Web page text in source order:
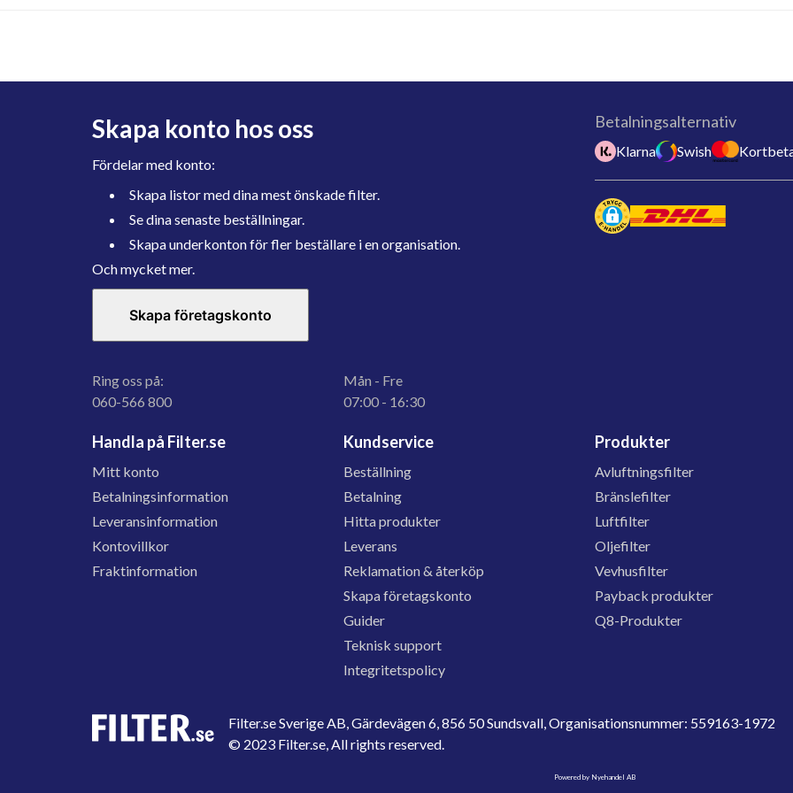
Skapa konto hos oss
Fördelar med konto:
Skapa listor med dina mest önskade filter.
Se dina senaste beställningar.
Skapa underkonton för fler beställare i en organisation.
Och mycket mer.
Skapa företagskonto
Ring oss på:
060-566 800
Mån - Fre
07:00 - 16:30
Betalningsalternativ
Klarna Swish
Handla på Filter.se
Mitt konto
Betalningsinformation
Leveransinformation
Kontovillkor
Fraktinformation
Kundservice
Beställning
Betalning
Hitta produkter
Leverans
Reklamation & återköp
Skapa företagskonto
Guider
Teknisk support
Integritetspolicy
Produkter
Avluftningsfilter
Bränslefilter
Luftfilter
Oljefilter
Vevhusfilter
Payback produkter
Q8-Produkter
Filter.se Sverige AB, Gärdevägen 6, 856 50 Sundsvall, Organisationsnummer: 559163-1972
© 2023 Filter.se, All rights reserved.
Powered by Nyehandel AB